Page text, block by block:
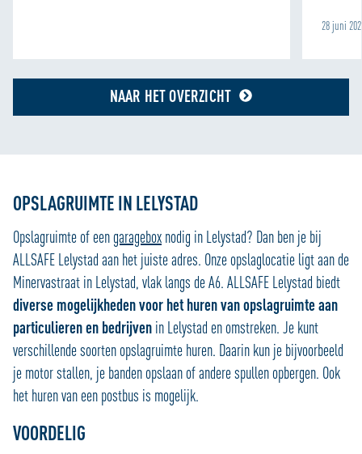
28 juni
NAAR HET OVERZICHT
OPSLAGRUIMTE IN LELYSTAD
Opslagruimte of eengaragebox nodig in Lelystad? Dan ben je bij
ALLSAFE Lelystad aan het juiste adres. Onze opslaglocatie ligt aan de
Minervastraat in Lelystad, vlak langs de A6. ALLSAFE Lelystad biedt
diverse mogelijkheden voor het huren van opslagruimte aan
particulieren en bedrijven in Lelystad en omstreken. Je kunt
verschillende soorten opslagruimte huren. Daarin kun je bijvoorbeeld
je motor stallen, je banden opslaan of andere spullen opbergen. Ook
het huren van een postbus is mogelijk.
VOORDELIG